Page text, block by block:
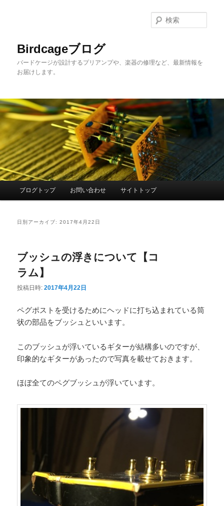
へ
移
動
移
動
Birdcageブログ
バードケージが設計するプリアンプや、楽器の修理など、最新情報を
お届けします。
索
イ
ブログトップ お問い合わせ サイトトップ
日別アーカイブ:2017年4月22日
ブッシュの浮きについて【コ
ラム】
投稿日時:2017年4月22日
ペグポストを受けるためにヘッドに打ち込まれている筒
状の部品をブッシュといいます。
このブッシュが浮いているギターが結構多いのですが、
印象的なギターがあったので写真を載せておきます。
ほぼ全てのペグブッシュが浮いています。